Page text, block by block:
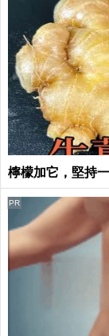
檸檬加它，堅持
PR